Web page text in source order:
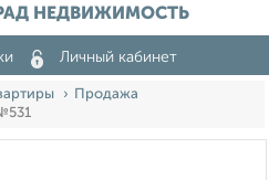
НЕДВИЖИМОСТЬ
Личный кабинет
Продажа